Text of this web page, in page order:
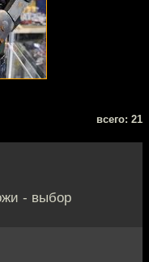
всего: 21
- выбор